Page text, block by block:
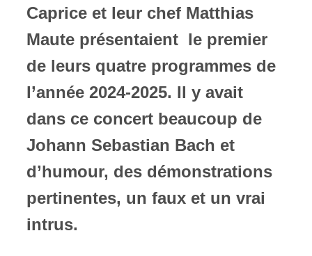
Caprice et leur chef Matthias
Maute présentaient le premier
de leurs quatre programmes de
l’année 2024-2025. Il y avait
dans ce concert beaucoup de
Johann Sebastian Bach et
d’humour, des démonstrations
pertinentes, un faux et un vrai
intrus.